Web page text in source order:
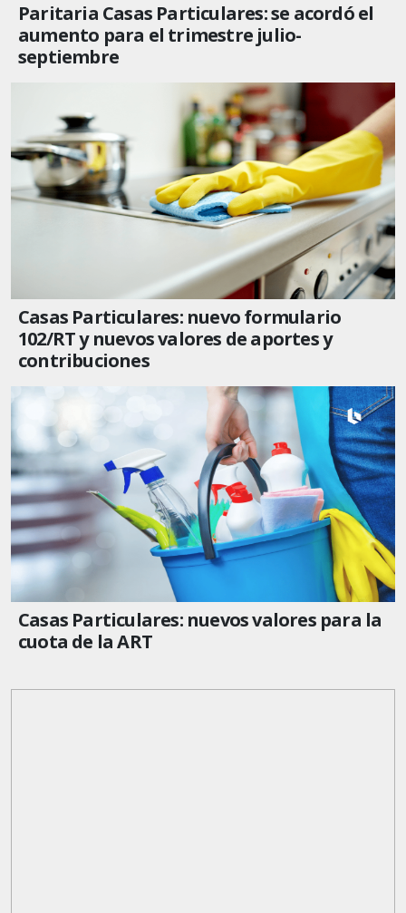
Paritaria Casas Particulares: se acordó el
aumento para el trimestre julio-
septiembre
Casas Particulares: nuevo formulario
102/RT y nuevos valores de aportes y
contribuciones
Casas Particulares: nuevos valores para la
cuota de la ART